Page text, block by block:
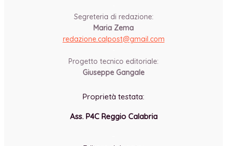
Segreteria di redazione:
Maria Zema
redazione.calpost@gmail.com
Progetto tecnico editoriale:
Giuseppe Gangale
Proprietà testata:
Ass. P4C Reggio Calabria